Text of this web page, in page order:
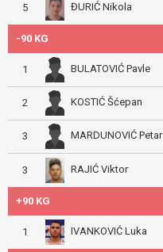
5 ĐURIĆ Nikola
-90 KG
1 BULATOVIĆ Pavle
2
KOSTIĆ Šćepan
3 MARDUNOVIĆ Petar
3 RAJIĆ Viktor
+90 KG
1 IVANKOVIĆ Luka